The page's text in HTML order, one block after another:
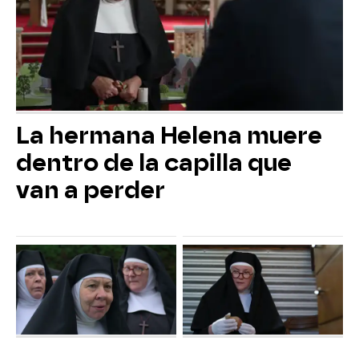
La hermana Helena muere
dentro de la capilla que
van a perder